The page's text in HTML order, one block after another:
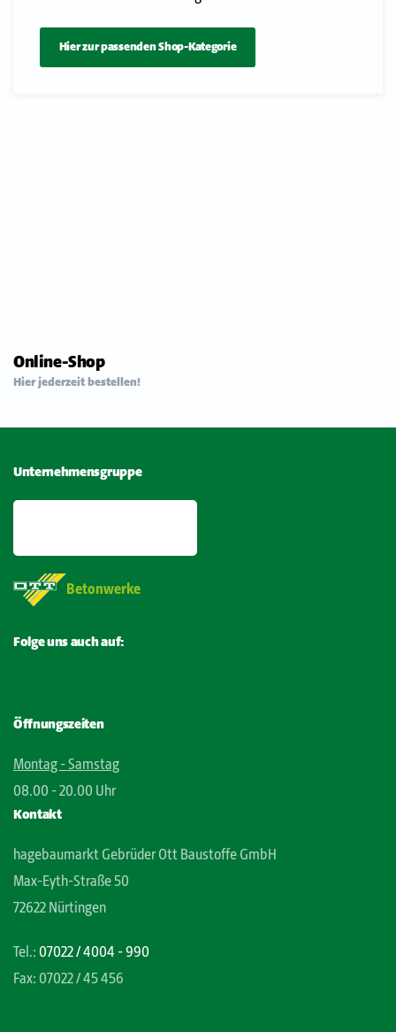
Hier zur passenden Shop-Kategorie
Online-Shop
Hier jederzeit bestellen!
Unternehmensgruppe
Betonwerke
Folge uns auch auf:
Öffnungszeiten
Montag - Samstag
08.00 - 20.00 Uhr
Kontakt
hagebaumarkt Gebrüder Ott Baustoffe GmbH
Max-Eyth-Straße 50
72622 Nürtingen
Tel.: 07022 / 4004 - 990
Fax: 07022 / 45 456